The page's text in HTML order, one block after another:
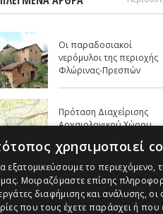
Οι παραδοσιακοί
νερόμυλοι της περιοχής
Φλώρινας-Πρεσπών
Πρόταση Διαχείρισης
Αρχαιολογικού Χώρου
Η αρχαιολογία των
Τζουμέρκων (Μέρος Α’)
χρησιμοποιεί
το περιεχόμενο,
Μοιραζόμαστε επίσης
διαφήμισης και ανάλυσης, οι
που τους έχετε παράσχει ή που